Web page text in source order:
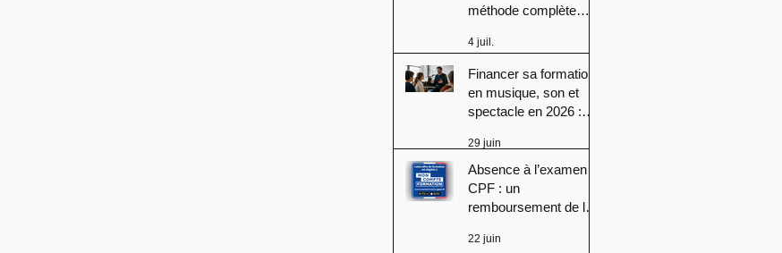
méthode complète
4 juil.
Financer sa formation
en musique, son et
spectacle en 2026 :
aides régionales
29 juin
Absence à l’examen
CPF : un
remboursement de la
devenir obligatoire ?
22 juin